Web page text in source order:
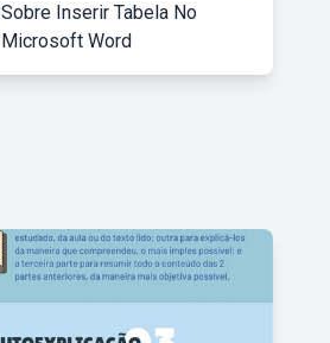
Sobre Inserir Tabela No
Microsoft Word